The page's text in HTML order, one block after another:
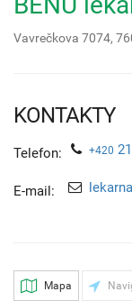
Vavrečkova 7074,
KONTAKTY
Telefon: +420
E-mail:
Mapa